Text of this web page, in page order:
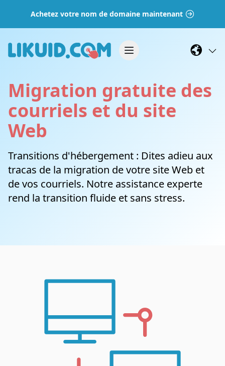
Achetez votre nom de domaine maintenant
Migration gratuite des
courriels et du site
Web
Transitions d'hébergement : Dites adieu aux
tracas de la migration de votre site Web et
de vos courriels. Notre assistance experte
rend la transition fluide et sans stress.